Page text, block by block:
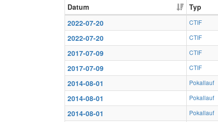
Datum Typ
2022-07-20
CTIF
2022-07-20
CTIF
2017-07-09
CTIF
2017-07-09
CTIF
2014-08-01
Pokallauf
2014-08-01
Pokallauf
2014-08-01
Pokallauf